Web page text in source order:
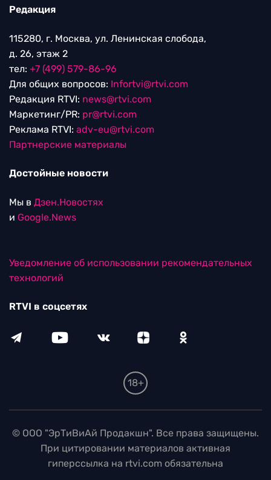
Редакция
115280, г. Москва, ул. Ленинская слобода,
д. 26, этаж 2
тел: +7 (499) 579-86-96
Для общих вопросов: Infortvi@rtvi.com
Редакция RTVI: news@rtvi.com
Маркетинг/PR: pr@rtvi.com
Реклама RTVI: adv-eu@rtvi.com
Партнерские материалы
Достойные новости
Мы в Дзен.Новостях
и Google.News
Уведомление об использовании рекомендательных
технологий
RTVI в соцсетях
18+
© ООО "ЭрТиВиАй Продакшн". Все права защищены.
При цитировании материалов активная
гиперссылка на rtvi.com обязательна